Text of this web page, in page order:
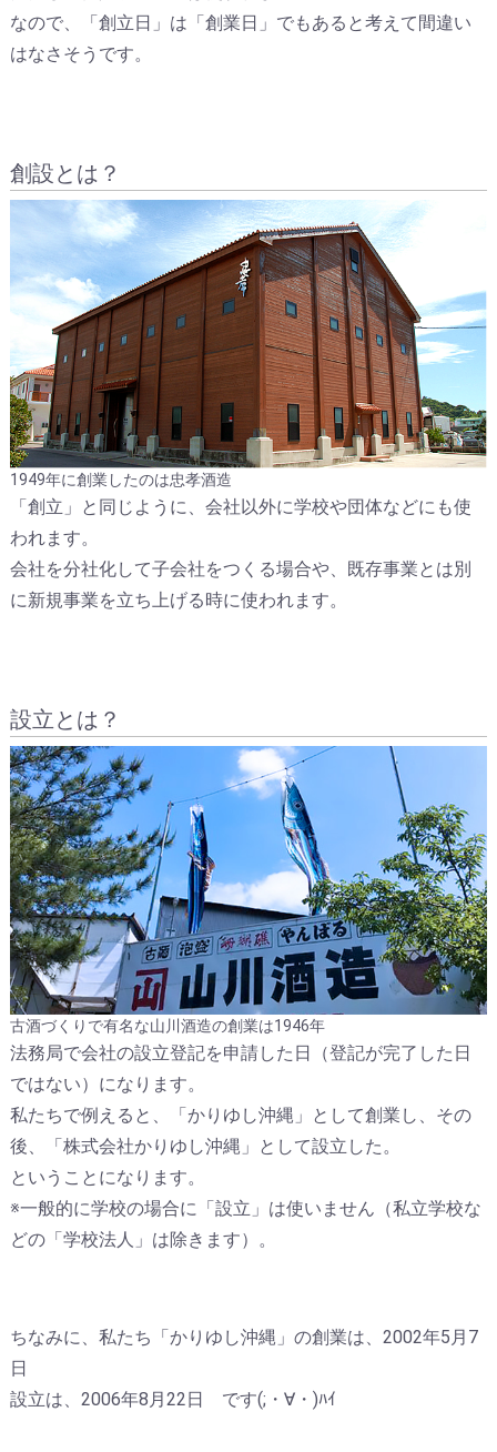
なので、「創立日」は「創業日」でもあると考えて間違い
はなさそうです。
創設とは？
1949年に創業したのは忠孝酒造
「創立」と同じように、会社以外に学校や団体などにも使
われます。
会社を分社化して子会社をつくる場合や、既存事業とは別
に新規事業を立ち上げる時に使われます。
設立とは？
古酒づくりで有名な山川酒造の創業は1946年
法務局で会社の設立登記を申請した日（登記が完了した日
ではない）になります。
私たちで例えると、「かりゆし沖縄」として創業し、その
後、「株式会社かりゆし沖縄」として設立した。
ということになります。
※一般的に学校の場合に「設立」は使いません（私立学校な
どの「学校法人」は除きます）。
ちなみに、私たち「かりゆし沖縄」の創業は、2002年5月7
日
設立は、2006年8月22日 です(;・∀・)ﾊｲ